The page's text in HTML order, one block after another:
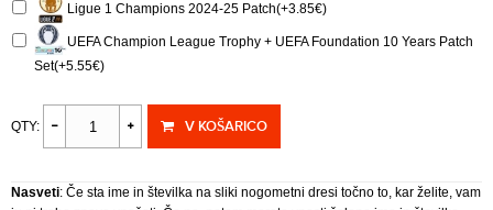
Ligue 1 Champions 2024-25 Patch(+3.85€)
UEFA Champion League Trophy + UEFA Foundation 10 Years Patch
Set(+5.55€)
QTY: V KOŠARICO
Nasveti: Če sta ime in številka na sliki nogometni dresi točno to, kar želite, vam